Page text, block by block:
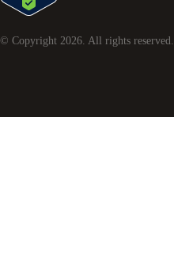
© Copyright 2026. All rights reserved.